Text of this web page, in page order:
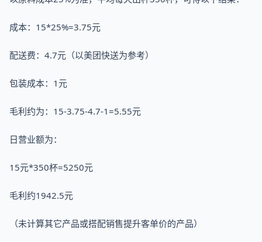
成本：15*25%=3.75元
配送费：4.7元（以美团快送为参考）
包装成本：1元
毛利约为：15-3.75-4.7-1=5.55元
日营业额为：
15元*350杯=5250元
毛利约1942.5元
（未计算其它产品或搭配销售提升客单价的产品）